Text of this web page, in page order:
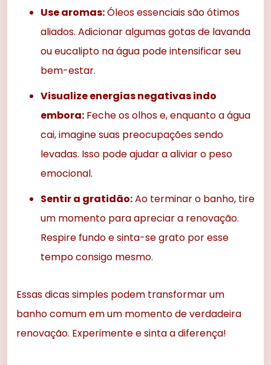
Use aromas:Óleos essenciais são ótimos
aliados. Adicionar algumas gotas de lavanda
ou eucalipto na água pode intensificar seu
bem-estar.
Visualize energias negativas indo
embora: Feche os olhos e, enquanto a água
cai, imagine suas preocupações sendo
levadas. Isso pode ajudar a aliviar o peso
emocional.
Sentir a gratidão:Ao terminar o banho, tire
um momento para apreciar a renovação.
Respire fundo e sinta-se grato por esse
tempo consigo mesmo.
Essas dicas simples podem transformar um
banho comum em um momento de verdadeira
renovação. Experimente e sinta a diferença!